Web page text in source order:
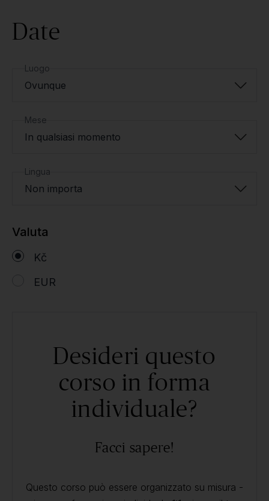
Date
Luogo
Ovunque
Mese
In qualsiasi momento
Lingua
Non importa
Valuta
Kč
EUR
Desideri questo
corso in forma
individuale?
Facci sapere!
Questo corso può essere organizzato su misura -